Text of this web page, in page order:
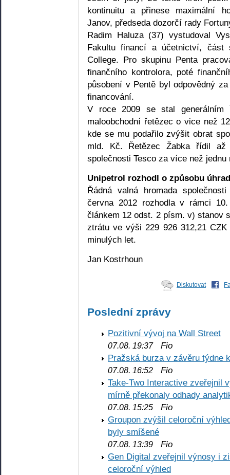
kontinuitu a přinese maximální
Janov, předseda dozorčí rady
Radim Haluza (37) vystudoval
Fakultu financí a účetnictví,
College. Pro skupinu Penta
finančního kontrolora, poté
působení v Pentě byl odpovědný
financování.
V roce 2009 se stal generálním
maloobchodní řetězec o vice než
kde se mu podařilo zvýšit obrat
mld. Kč. Řetězec Žabka řídil
společnosti Tesco za více než jednu
Unipetrol rozhodl o způsobu
Řádná valná hromada
června 2012 rozhodla v rámci
článkem 12 odst. 2 písm. v) stanov
ztrátu ve výši 229 926 312,21
minulých let.
Jan Kostrhoun
Diskutovat
Poslední zprávy
Pozitivní vývoj na Wall Street
07.08. 19:37Fio
Pražská burza v závěru týdne
07.08. 16:52 Fio
Take-Two Interactive zveřejnil
mírně překonaly odhady
07.08. 15:25 Fio
Groupon zvýšil celoroční
byly smíšené
07.08. 13:39 Fio
Gen Digital zveřejnil výnosy i
celoroční výhled